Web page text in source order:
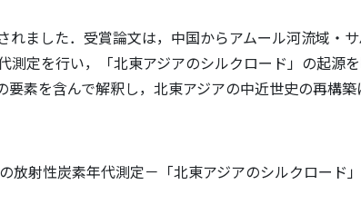
ました．受賞論文は，中国からアムール河流域・
定を行い，「北東アジアのシルクロード」の起源
素を含んで解釈し，北東アジアの中近世史の再構
射性炭素年代測定－「北東アジアのシルクロード